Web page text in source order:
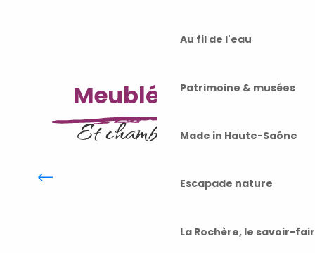
Au fil de l'eau
Patrimoine & musées
Made in Haute-Saône
Escapade nature
La Rochère, le savoir-
Meublés, gîtes
Et chambres d'hôtes
Gîtes et meublés